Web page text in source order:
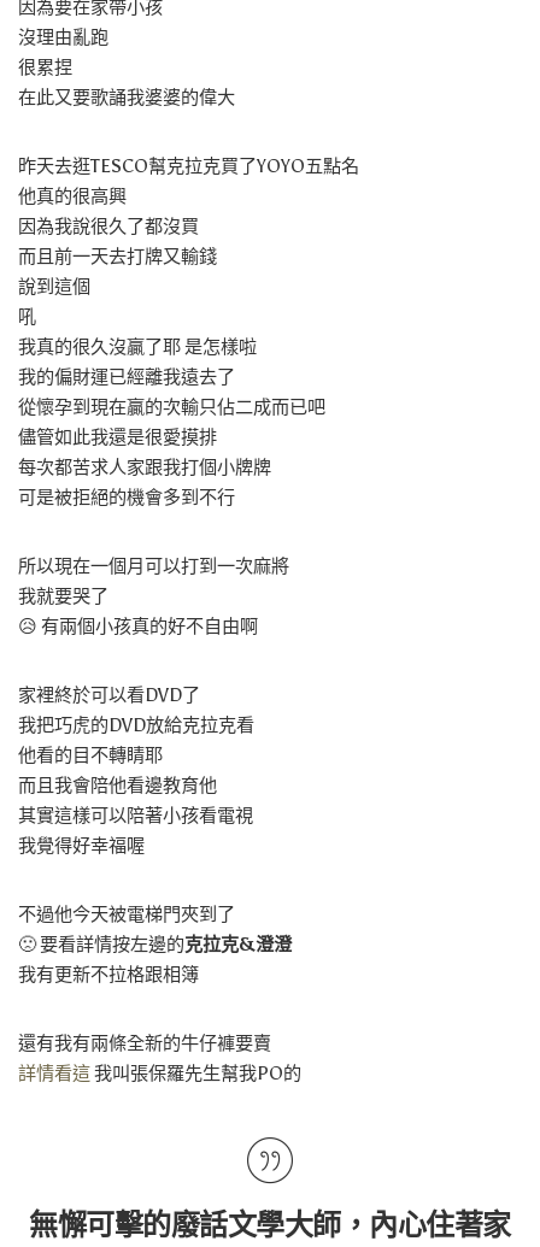
因為要在家帶小孩
沒理由亂跑
很累捏
在此又要歌誦我婆婆的偉大
昨天去逛TESCO幫克拉克買了YOYO五點名
他真的很高興
因為我說很久了都沒買
而且前一天去打牌又輸錢
說到這個
吼
我真的很久沒贏了耶 是怎樣啦
我的偏財運已經離我遠去了
從懷孕到現在贏的次輸只佔二成而已吧
儘管如此我還是很愛摸排
每次都苦求人家跟我打個小牌牌
可是被拒絕的機會多到不行
所以現在一個月可以打到一次麻將
我就要哭了
😥 有兩個小孩真的好不自由啊
家裡終於可以看DVD了
我把巧虎的DVD放給克拉克看
他看的目不轉睛耶
而且我會陪他看邊教育他
其實這樣可以陪著小孩看電視
我覺得好幸福喔
不過他今天被電梯門夾到了
🙁 要看詳情按左邊的克拉克&澄澄
我有更新不拉格跟相簿
還有我有兩條全新的牛仔褲要賣
詳情看這我叫張保羅先生幫我PO的
無懈可擊的廢話文學大師，內心住著家